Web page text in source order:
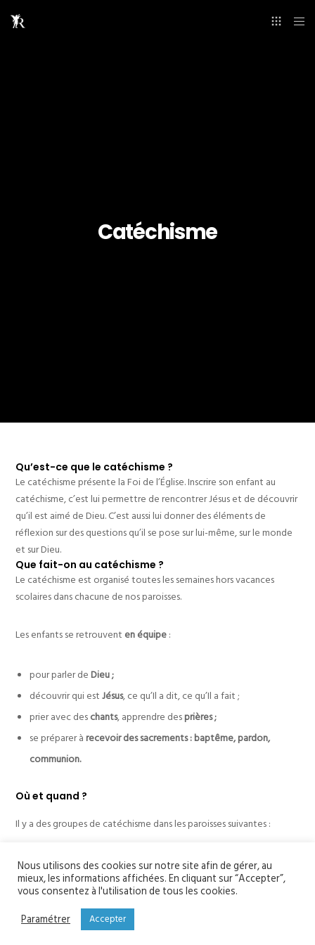
Catéchisme
Qu’est-ce que le catéchisme ?
Le catéchisme présente la Foi de l’Église. Inscrire son enfant au
catéchisme, c’est lui permettre de rencontrer Jésus et de découvrir
qu’il est aimé de Dieu. C’est aussi lui donner des éléments de
réflexion sur des questions qu’il se pose sur lui-même, sur le monde
et sur Dieu.
Que fait-on au catéchisme ?
Le catéchisme est organisé toutes les semaines hors vacances
scolaires dans chacune de nos paroisses.
Les enfants se retrouvent en équipe:
pour parler deDieu ;
découvrir qui estJésus, ce qu’Il a dit, ce qu’Il a fait ;
prier avec deschants, apprendre desprières ;
se préparer àrecevoir des sacrements : baptême, pardon,
communion.
Où et quand ?
Il y a des groupes de catéchisme dans les paroisses suivantes :
Mardi 17h à 18h30 à l’égliseNotre Dame de la Paix
Mercredi 17h à 18h30 à l’égliseSainte Bernadette
Jeudi 16h45 à 18h15 à la basilique
Nous utilisons des cookies sur notre site afin de gérer, au
mieux, les informations affichées. En cliquant sur “Accepter”,
vous consentez à l'utilisation de tous les cookies.
Paramétrer
Accepter